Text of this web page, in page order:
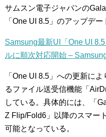
サムスン電子ジャパンの
「One UI 8.5」のアップデー
Samsung最新UI「One UI
ルに順次対応開始 –
「One UI 8.5」への更新に
るファイル送受信機能「
している。具体的には、「
Z Flip/Fold6」以降のスマー
可能となっている。